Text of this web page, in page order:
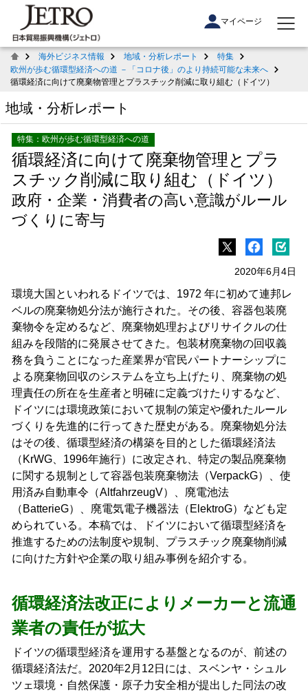
マイページ
海外ビジネス情報 地域・分析レポート
特集
欧州が歩む循環型経済への道 －「コロナ後」のより持続可能な未来へ
循環経済に向けて廃棄物管理とプラスチック削減に取り組む（ドイツ）
地域・分析レポート
特集：欧州が歩む循環型経済への道
循環経済に向けて廃棄物管理とプラ
スチック削減に取り組む（ドイツ）
政府・企業・消費者の高い意識がルール
づくりに寄与
2020年6月4日
環境大国といわれるドイツでは、1972 年に初めて連邦レ
ベルの廃棄物処分法が施行された。その後、容器包装廃
棄物令を定めるなど、廃棄物処理およびリサイクルの仕
組みを段階的に発展させてきた。包装材廃棄物の回収義
務を負うことになった産業界が官民パートナーシップに
よる廃棄物回収のシステムを立ち上げたり、廃棄物の処
理責任の所在を生産者と明確に定義づけたりするなど、
ドイツには環境政策において規制の策定や優れたルール
づくりを先進的に行ってきた歴史がある。廃棄物処分法
はその後、循環型経済の構築を目的とした循環経済法
（KrWG、1996年施行）に改定され、特定の製品廃棄物
に関する規制として容器包装廃棄物法（VerpackG）、使
用済み自動車令（AltfahrzeugV）、廃電池法
（BatterieG）、廃電気電子機器法（ElektroG）なども定
められている。本稿では、ドイツにおいて循環型経済を
推進するための法制度や規制、プラスチック廃棄物削減
に向けた方針や企業の取り組み事例を紹介する。
循環経済法改正によりメーカーと流通
業者の責任が拡大
ドイツの循環型経済を運用する基盤となるのが、前述の
循環経済法だ。2020年2月12日には、スベンヤ・シュル
ツェ環境・自然保護・原子力安全相が提出した同法の改